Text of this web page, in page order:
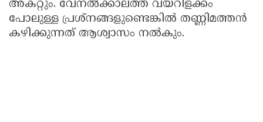
അകറ്റും. വേനല്‍ക്കാലത്ത് വയറിളക്കം
പോലുള്ള പ്രശ്‌നങ്ങളുണ്ടെങ്കില്‍ തണ്ണിമത്തന്‍
കഴിക്കുന്നത് ആശ്വാസം നല്‍കും.